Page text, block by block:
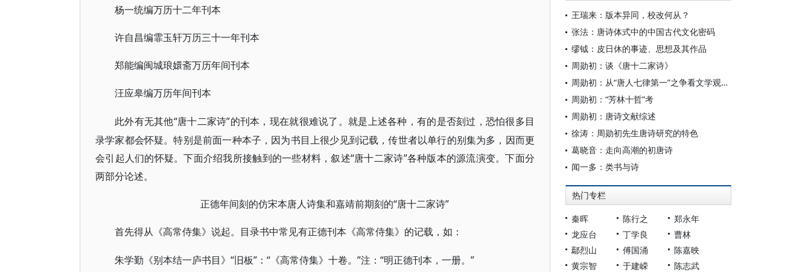
杨一统编万历十二年刊本
许自昌编霏玉轩万历三十一年刊本
郑能编闽城琅嬛斋万历年间刊本
汪应皋编万历年间刊本
此外有无其他“唐十二家诗”的刊本，现在就很难说了。就是上述各种，有的是否刻过，恐怕很多目
录学家都会怀疑。特别是前面一种本子，因为书目上很少见到记载，传世者以单行的别集为多，因而更
会引起人们的怀疑。下面介绍我所接触到的一些材料，叙述“唐十二家诗”各种版本的源流演变。下面分
两部分论述。
正德年间刻的仿宋本唐人诗集和嘉靖前期刻的“唐十二家诗”
首先得从《高常侍集》说起。目录书中常见有正德刊本《高常侍集》的记载，如：
朱学勤《别本结一庐书目》 “旧板”：“《高常侍集》十卷。”注：“明正德刊本，一册。”
王瑞来：版本异同，校改何从？
张法：唐诗体式中的中国古代文化密码
缪钺：皮日休的事迹、思想及其作品
周勋初：谈《唐十二家诗》
周勋初：从“唐人七律第一”之争看文学观念的演变
周勋初：“芳林十哲”考
周勋初：唐诗文献综述
徐涛：周勋初先生唐诗研究的特色
葛晓音：走向高潮的初唐诗
闻一多：类书与诗
热门专栏
秦晖 陈行之
郑永年
龙应台
丁学良
曹林
鄢烈山
傅国涌
陈嘉映
黄宗智
于建嵘
陈志武